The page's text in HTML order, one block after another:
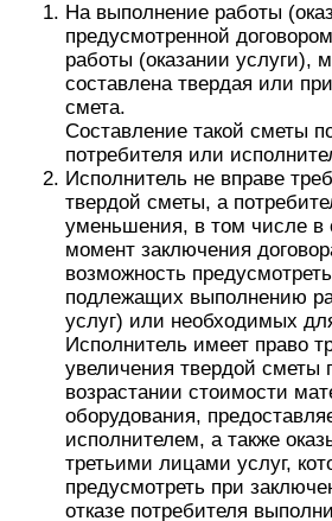
На выполнение работы
предусмотренной
работы (оказании услуги),
составлена твердая или
смета.
Составление такой сметы
потребителя или
Исполнитель не вправе
твердой сметы, а
уменьшения, в том числе в
момент заключения
возможность
подлежащих выполнению
услуг) или необходимых
Исполнитель имеет право
увеличения твердой сметы
возрастании стоимости
оборудования,
исполнителем, а также
третьими лицами услуг,
предусмотреть при
отказе потребителя